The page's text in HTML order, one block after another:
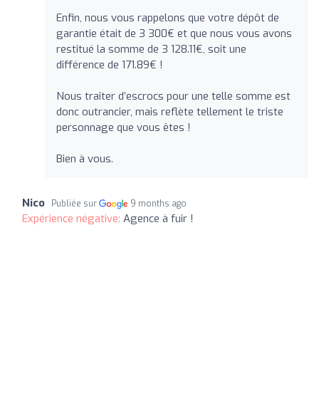
Enfin, nous vous rappelons que votre dépôt de
garantie était de 3 300€ et que nous vous avons
restitué la somme de 3 128.11€, soit une
différence de 171.89€ !
Nous traiter d’escrocs pour une telle somme est
donc outrancier, mais reflète tellement le triste
personnage que vous êtes !
Bien à vous.
Nico Publiée sur 9 months ago
Expérience négative: Agence à fuir !